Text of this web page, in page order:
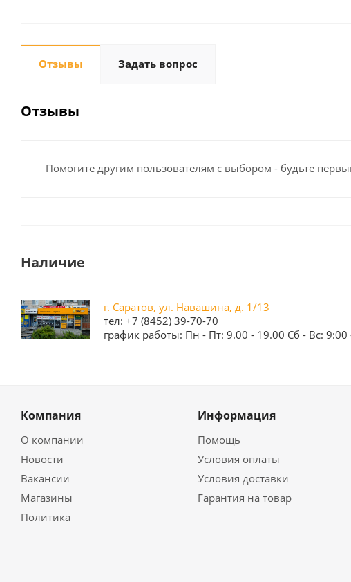
Отзывы Задать вопрос
Отзывы
Помогите другим пользователям с выбором - будьте
Наличие
г. Саратов, ул. Навашина, д. 1/13
тел: +7 (8452) 39-70-70
график работы: Пн - Пт: 9.00 - 19.00 Сб - Вс: 9:00
Компания
О компании
Новости
Вакансии
Магазины
Политика
Информация
Помощь
Условия оплаты
Условия доставки
Гарантия на товар